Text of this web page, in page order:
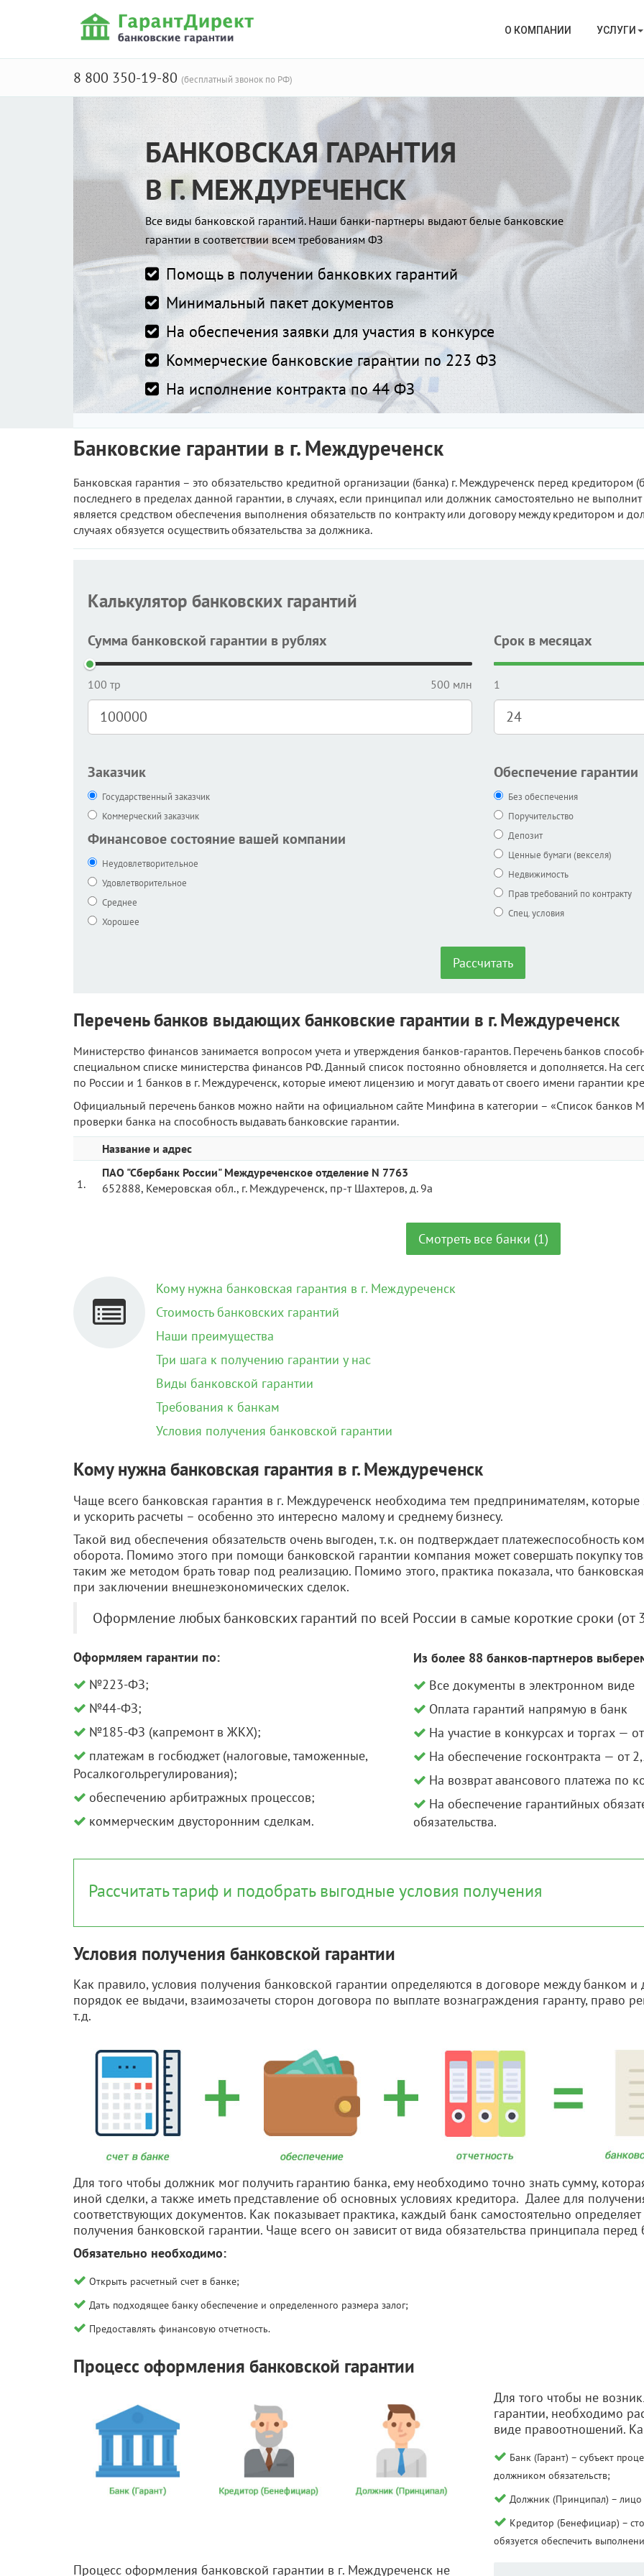
О КОМПАНИИ УСЛУГИ
8 800 350-19-80 (бесплатный звонок по РФ)
БАНКОВСКАЯ ГАРАНТИЯ
В Г. МЕЖДУРЕЧЕНСК
Все виды банковской гарантий. Наши банки-партнеры выдают белые банковские
гарантии в соответствии всем требованиям ФЗ
Помощь в получении банковких гарантий
Минимальный пакет документов
На обеспечения заявки для участия в конкурсе
Коммерческие банковские гарантии по 223 ФЗ
На исполнение контракта по 44 ФЗ
Банковские гарантии в г. Междуреченск
Банковская гарантия – это обязательство кредитной организации (банка) г. Междуреченск перед
последнего в пределах данной гарантии, в случаях, если принципал или должник самостоятельно не
является средством обеспечения выполнения обязательств по контракту или договору между кредитором и
случаях обязуется осуществить обязательства за должника.
Калькулятор банковских гарантий
Сумма банковской гарантии в рублях
100 тр 500 млн
Срок в месяцах
1
Заказчик
Государственный заказчик
Коммерческий заказчик
Финансовое состояние вашей компании
Неудовлетворительное
Удовлетворительное
Среднее
Хорошее
Обеспечение гарантии
Без обеспечения
Поручительство
Депозит
Ценные бумаги (векселя)
Недвижимость
Прав требований по контракту
Спец. условия
Рассчитать
Перечень банков выдающих банковские гарантии в г. Междуреченск
Министерство финансов занимается вопросом учета и утверждения банков-гарантов. Перечень банков
специальном списке министерства финансов РФ. Данный список постоянно обновляется и дополняется. На
по России и 1 банков в г. Междуреченск, которые имеют лицензию и могут давать от своего имени гарантии
Официальный перечень банков можно найти на официальном сайте Минфина в категории – «Список
проверки банка на способность выдавать банковские гарантии.
Название и адрес
1.
ПАО "Сбербанк России" Междуреченское отделение N 7763
652888, Кемеровская обл., г. Междуреченск, пр-т Шахтеров, д. 9а
Смотреть все банки (1)
Кому нужна банковская гарантия в г. Междуреченск
Стоимость банковских гарантий
Наши преимущества
Три шага к получению гарантии у нас
Виды банковской гарантии
Требования к банкам
Условия получения банковской гарантии
Кому нужна банковская гарантия в г. Междуреченск
Чаще всего банковская гарантия в г. Междуреченск необходима тем предпринимателям, которые
и ускорить расчеты – особенно это интересно малому и среднему бизнесу.
Такой вид обеспечения обязательств очень выгоден, т.к. он подтверждает платежеспособность
оборота. Помимо этого при помощи банковской гарантии компания может совершать покупку
таким же методом брать товар под реализацию. Помимо этого, практика показала, что
при заключении внешнеэкономических сделок.
Оформление любых банковских гарантий по всей России в самые короткие сроки (от
Оформляем гарантии по:
№223-ФЗ;
№44-ФЗ;
№185-ФЗ (капремонт в ЖКХ);
платежам в госбюджет (налоговые, таможенные,
Росалкогольрегулирования);
обеспечению арбитражных процессов;
коммерческим двусторонним сделкам.
Из более 88 банков-партнеров
Все документы в электронном виде
Оплата гарантий напрямую в банк
На участие в конкурсах и торгах —
На обеспечение госконтракта — от
На возврат авансового платежа по
На обеспечение гарантийных
обязательства.
Рассчитать тариф и подобрать выгодные условия получения
Условия получения банковской гарантии
Как правило, условия получения банковской гарантии определяются в договоре между банком
порядок ее выдачи, взаимозачеты сторон договора по выплате вознаграждения гаранту, право
т.д.
Для того чтобы должник мог получить гарантию банка, ему необходимо точно знать сумму,
иной сделки, а также иметь представление об основных условиях кредитора. Далее для
соответствующих документов. Как показывает практика, каждый банк самостоятельно
получения банковской гарантии. Чаще всего он зависит от вида обязательства принципала
Обязательно необходимо:
Открыть расчетный счет в банке;
Дать подходящее банку обеспечение и определенного размера залог;
Предоставлять финансовую отчетность.
Процесс оформления банковской гарантии
Для того чтобы не
гарантии, необходимо
виде правоотношений.
Банк (Гарант) – субъект
должником обязательств;
Должник (Принципал) – лицо
Кредитор (Бенефициар) –
обязуется обеспечить
Процесс оформления банковской гарантии в г. Междуреченск не